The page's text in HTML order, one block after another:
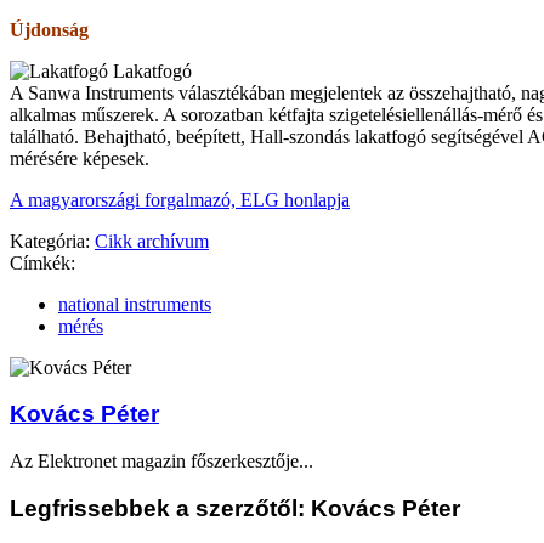
Újdonság
Lakatfogó
A Sanwa Instruments választékában megjelentek az összehajtható,
alkalmas műszerek. A sorozatban kétfajta szigetelésiellenállás-mérő
található. Behajtható, beépített, Hall-szondás lakatfogó segítségével
mérésére képesek.
A magyarországi forgalmazó, ELG honlapja
Kategória: Cikk archívum
Címkék:
national instruments
mérés
Kovács Péter
Az Elektronet magazin főszerkesztője...
Legfrissebbek a szerzőtől: Kovács Péter